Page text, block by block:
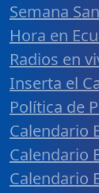
Semana
Hora en
Radios en
Inserta el
Política de
Calendario
Calendario
Calendario